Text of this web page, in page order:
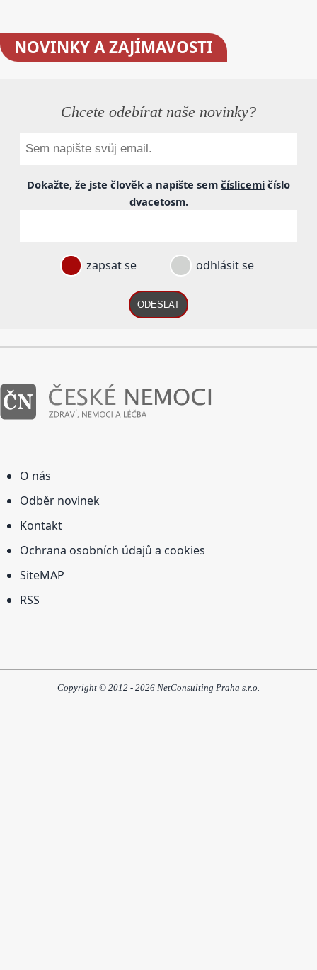
NOVINKYA ZAJÍMAVOSTI
Chcete odebírat naše novinky?
Dokažte, že jste člověk a napište sem číslicemi číslo
dvacetosm.
zapsat se odhlásit se
ODESLAT
O nás
Odběr novinek
Kontakt
Ochrana osobních údajů a cookies
SiteMAP
RSS
Copyright © 2012 - 2026 NetConsulting Praha s.r.o.